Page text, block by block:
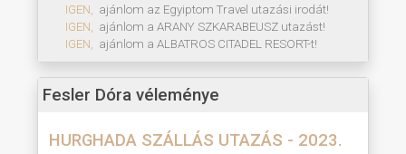
IGEN, ajánlom az Egyiptom Travel utazási irodát!
IGEN, ajánlom a ARANY SZKARABEUSZ utazást!
IGEN, ajánlom a ALBATROS CITADEL RESORT-t!
Fesler Dóra véleménye
HURGHADA SZÁLLÁS UTAZÁS - 2023.